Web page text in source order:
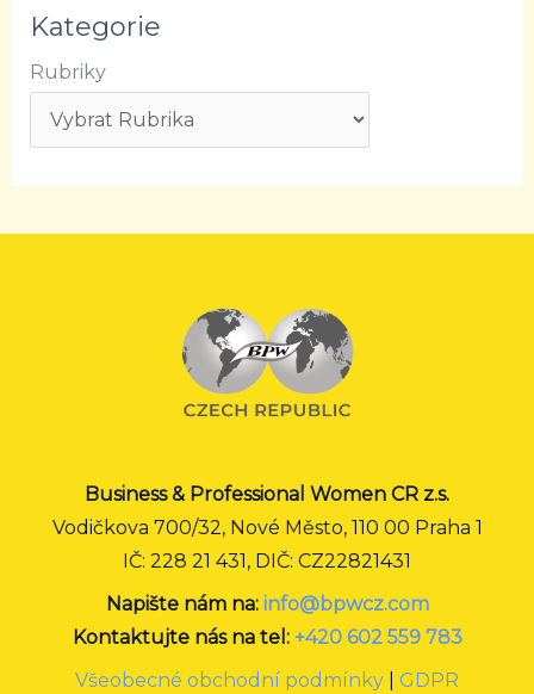
Kategorie
Rubriky
Business & Professional Women CR z.s.
Vodičkova 700/32, Nové Město, 110 00 Praha 1
IČ: 228 21 431, DIČ: CZ22821431
Napište nám na: info@bpwcz.com
Kontaktujte nás na tel: +420 602 559 783
Všeobecné obchodní podmínky
GDPR